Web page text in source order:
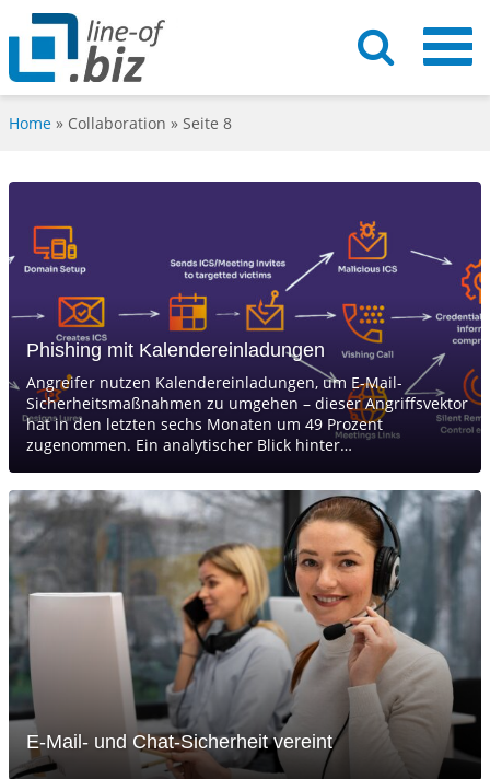
Home » Collaboration » Seite 8
Phishing mit Kalendereinladungen
Angreifer nutzen Kalendereinladungen, um E-Mail-
Sicherheitsmaßnahmen zu umgehen – dieser Angriffsvektor
hat in den letzten sechs Monaten um 49 Prozent
zugenommen. Ein analytischer Blick hinter…
E-Mail- und Chat-Sicherheit vereint